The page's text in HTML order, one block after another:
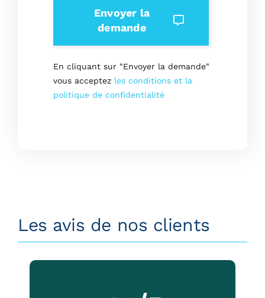
Envoyer la
demande
En cliquant sur "Envoyer la demande"
vous acceptez les conditions et la
politique de confidentialité
Les avis de nos clients